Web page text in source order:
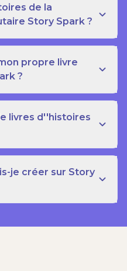
de la
Story Spark ?
propre livre
?
livres d''histoires
je créer sur Story